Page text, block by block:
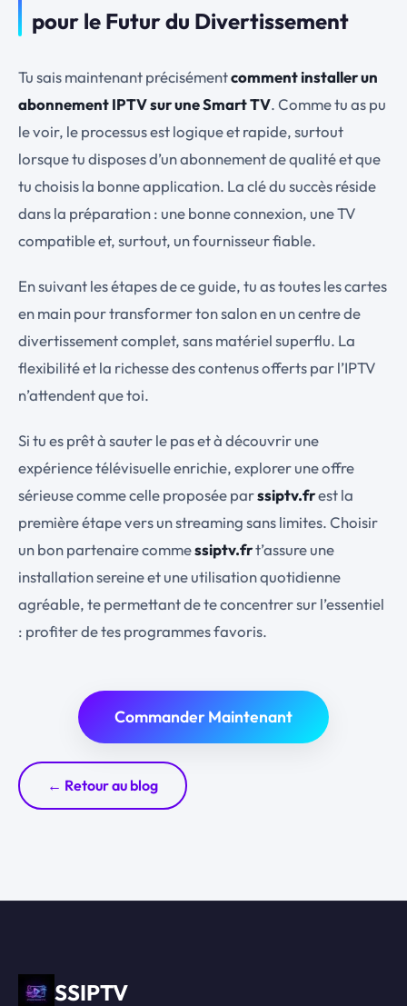
pour le Futur du Divertissement
Tu sais maintenant précisémentcomment installer un
abonnement IPTV sur une Smart TV. Comme tu as pu
le voir, le processus est logique et rapide, surtout
lorsque tu disposes d’un abonnement de qualité et que
tu choisis la bonne application. La clé du succès réside
dans la préparation : une bonne connexion, une TV
compatible et, surtout, un fournisseur fiable.
En suivant les étapes de ce guide, tu as toutes les cartes
en main pour transformer ton salon en un centre de
divertissement complet, sans matériel superflu. La
flexibilité et la richesse des contenus offerts par l’IPTV
n’attendent que toi.
Si tu es prêt à sauter le pas et à découvrir une
expérience télévisuelle enrichie, explorer une offre
sérieuse comme celle proposée parssiptv.frest la
première étape vers un streaming sans limites. Choisir
un bon partenaire commessiptv.frt’assure une
installation sereine et une utilisation quotidienne
agréable, te permettant de te concentrer sur l’essentiel
: profiter de tes programmes favoris.
Commander Maintenant
← Retour au blog
SSIPTV